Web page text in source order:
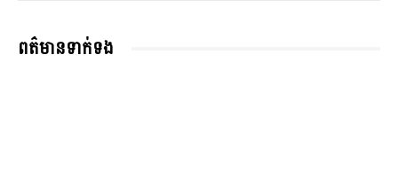
ពត៌មានទាក់ទង